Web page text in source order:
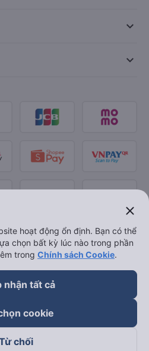
keyboard_arrow_down
keyboard_arrow_down
close
hoạt động ổn định. Bạn có thể
chọn bất kỳ lúc nào trong phần
trong Chính sách Cookie.
nhận tất cả
cookie
chối